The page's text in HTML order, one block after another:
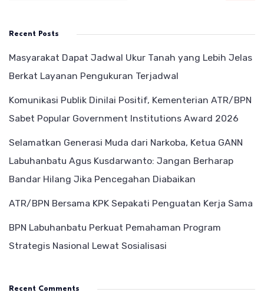
Recent Posts
Masyarakat Dapat Jadwal Ukur Tanah yang Lebih Jelas
Berkat Layanan Pengukuran Terjadwal
Komunikasi Publik Dinilai Positif, Kementerian ATR/BPN
Sabet Popular Government Institutions Award 2026
Selamatkan Generasi Muda dari Narkoba, Ketua GANN
Labuhanbatu Agus Kusdarwanto: Jangan Berharap
Bandar Hilang Jika Pencegahan Diabaikan
ATR/BPN Bersama KPK Sepakati Penguatan Kerja Sama
BPN Labuhanbatu Perkuat Pemahaman Program
Strategis Nasional Lewat Sosialisasi
Recent Comments